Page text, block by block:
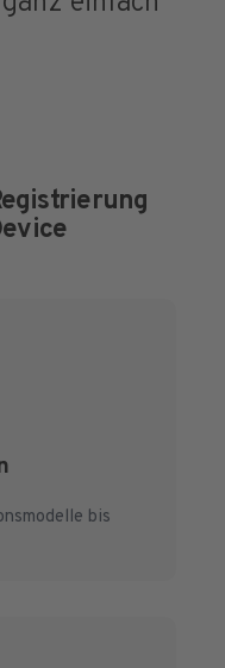
bis